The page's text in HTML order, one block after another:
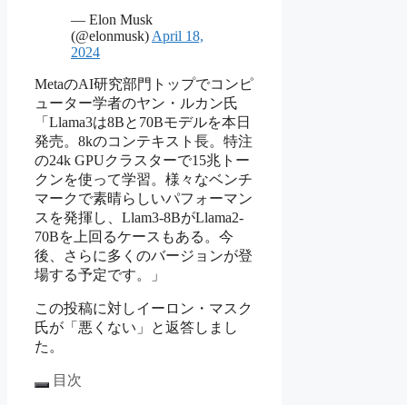
— Elon Musk
(@elonmusk) April 18,
2024
MetaのAI研究部門トップでコンピ
ューター学者のヤン・ルカン氏
「Llama3は8Bと70Bモデルを本日
発売。8kのコンテキスト長。特注
の24k GPUクラスターで15兆トー
クンを使って学習。様々なベンチ
マークで素晴らしいパフォーマン
スを発揮し、Llam3-8BがLlama2-
70Bを上回るケースもある。今
後、さらに多くのバージョンが登
場する予定です。」
この投稿に対しイーロン・マスク
氏が「悪くない」と返答しまし
た。
目次